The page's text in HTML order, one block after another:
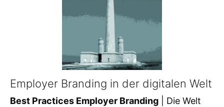
Employer Branding in der digitalen Welt
Best Practices Employer Branding | Die Welt